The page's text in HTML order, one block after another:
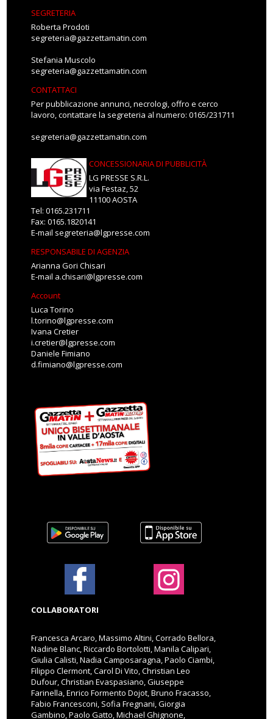
SEGRETERIA
Roberta Prodoti
segreteria@gazzettamatin.com
Stefania Muscolo
segreteria@gazzettamatin.com
CONTATTACI
Per pubblicazione annunci, necrologi, offro e cerco
lavoro, contattare la segreteria al numero: 0165/231711
segreteria@gazzettamatin.com
CONCESSIONARIA DI PUBBLICITÀ
LG PRESSE S.R.L.
via Festaz, 52
11100 AOSTA
Tel: 0165.231711
Fax: 0165.1820141
E-mail segreteria@lgpresse.com
RESPONSABILE DI AGENZIA
Arianna Gori Chisari
E-mail a.chisari@lgpresse.com
Account
Luca Torino
l.torino@lgpresse.com
Ivana Cretier
i.cretier@lgpresse.com
Daniele Fimiano
d.fimiano@lgpresse.com
COLLABORATORI
Francesca Arcaro, Massimo Altini, Corrado Bellora,
Nadine Blanc, Riccardo Bortolotti, Manila Calipari,
Giulia Calisti, Nadia Camposaragna, Paolo Ciambi,
Filippo Clermont, Carol Di Vito, Christian Leo
Dufour, Christian Evaspasiano, Giuseppe
Farinella, Enrico Formento Dojot, Bruno Fracasso,
Fabio Francesconi, Sofia Fregnani, Giorgia
Gambino, Paolo Gatto, Michael Ghignone,